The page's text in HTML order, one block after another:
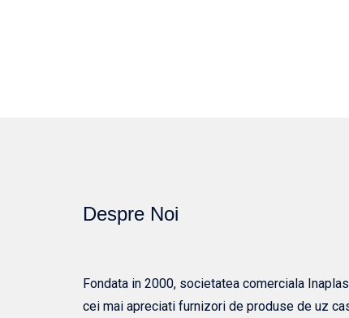
Despre Noi
Fondata in 2000, societatea comerciala
cei mai apreciati furnizori de produse de uz